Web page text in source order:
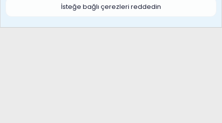
İsteğe bağlı çerezleri reddedin